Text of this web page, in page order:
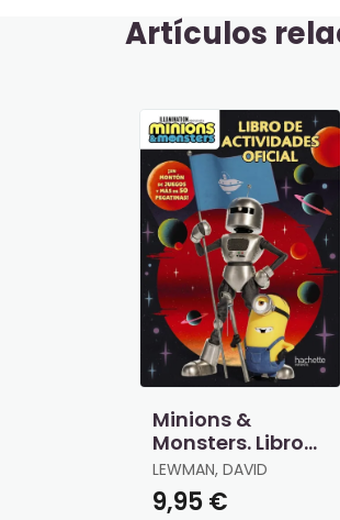
Artículos
Minions &
Monsters. Libro
de Actividades
Oficial
LEWMAN, DAVID
9,95 €